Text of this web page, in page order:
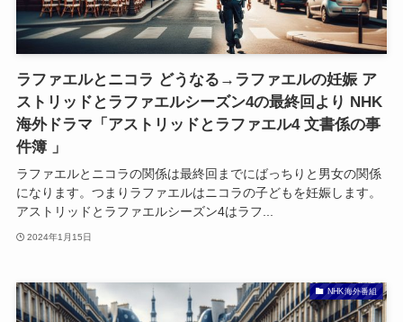
ラファエルとニコラ どうなる→ラファエルの妊娠 ア
ストリッドとラファエルシーズン4の最終回より NHK
海外ドラマ「アストリッドとラファエル4 文書係の事
件簿 」
ラファエルとニコラの関係は最終回までにばっちりと男女の関係
になります。つまりラファエルはニコラの子どもを妊娠します。
アストリッドとラファエルシーズン4はラフ...
2024年1月15日
NHK海外番組